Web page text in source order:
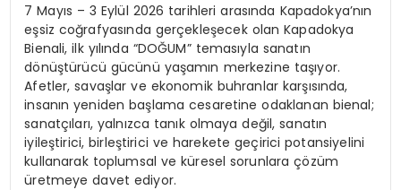
7 Mayıs – 3 Eylül 2026 tarihleri arasında Kapadokya’nın
eşsiz coğrafyasında gerçekleşecek olan Kapadokya
Bienali, ilk yılında “DOĞUM” temasıyla sanatın
dönüştürücü gücünü yaşamın merkezine taşıyor.
Afetler, savaşlar ve ekonomik buhranlar karşısında,
insanın yeniden başlama cesaretine odaklanan bienal;
sanatçıları, yalnızca tanık olmaya değil, sanatın
iyileştirici, birleştirici ve harekete geçirici potansiyelini
kullanarak toplumsal ve küresel sorunlara çözüm
üretmeye davet ediyor.